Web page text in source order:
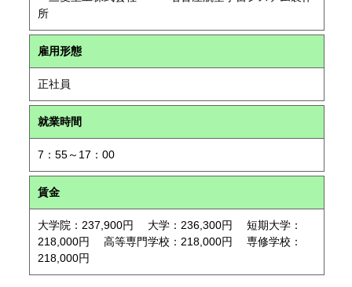
所
雇用形態
正社員
就業時間
7：55～17：00
賃金
大学院：237,900円 大学：236,300円 短期大学：
218,000円 高等専門学校：218,000円 専修学校：
218,000円